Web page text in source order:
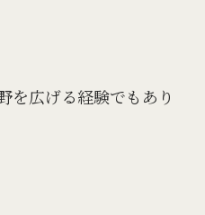
を広げる経験でもあり